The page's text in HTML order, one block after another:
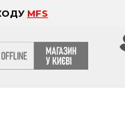
MFS